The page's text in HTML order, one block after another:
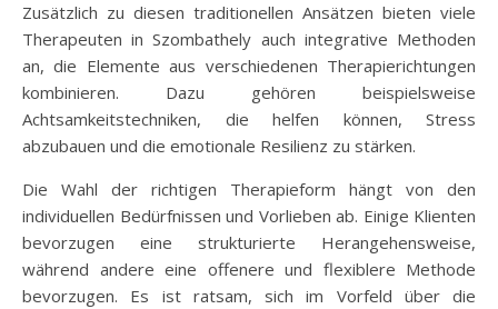
Zusätzlich zu diesen traditionellen Ansätzen bieten viele
Therapeuten in Szombathely auch integrative Methoden
an, die Elemente aus verschiedenen Therapierichtungen
kombinieren. Dazu gehören beispielsweise
Achtsamkeitstechniken, die helfen können, Stress
abzubauen und die emotionale Resilienz zu stärken.
Die Wahl der richtigen Therapieform hängt von den
individuellen Bedürfnissen und Vorlieben ab. Einige Klienten
bevorzugen eine strukturierte Herangehensweise,
während andere eine offenere und flexiblere Methode
bevorzugen. Es ist ratsam, sich im Vorfeld über die